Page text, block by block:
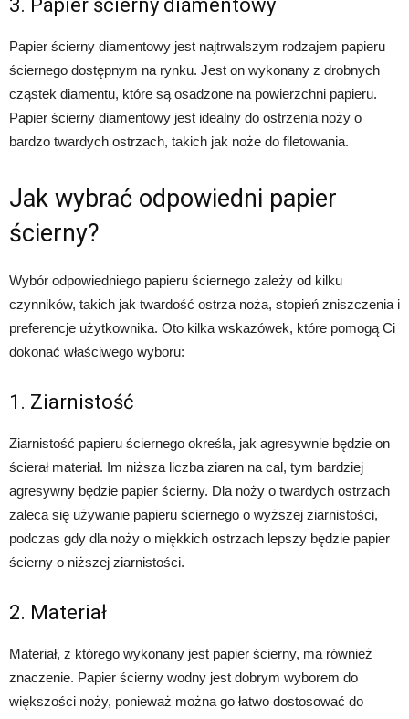
3. Papier ścierny diamentowy
Papier ścierny diamentowy jest najtrwalszym rodzajem papieru
ściernego dostępnym na rynku. Jest on wykonany z drobnych
cząstek diamentu, które są osadzone na powierzchni papieru.
Papier ścierny diamentowy jest idealny do ostrzenia noży o
bardzo twardych ostrzach, takich jak noże do filetowania.
Jak wybrać odpowiedni papier
ścierny?
Wybór odpowiedniego papieru ściernego zależy od kilku
czynników, takich jak twardość ostrza noża, stopień zniszczenia i
preferencje użytkownika. Oto kilka wskazówek, które pomogą Ci
dokonać właściwego wyboru:
1. Ziarnistość
Ziarnistość papieru ściernego określa, jak agresywnie będzie on
ścierał materiał. Im niższa liczba ziaren na cal, tym bardziej
agresywny będzie papier ścierny. Dla noży o twardych ostrzach
zaleca się używanie papieru ściernego o wyższej ziarnistości,
podczas gdy dla noży o miękkich ostrzach lepszy będzie papier
ścierny o niższej ziarnistości.
2. Materiał
Materiał, z którego wykonany jest papier ścierny, ma również
znaczenie. Papier ścierny wodny jest dobrym wyborem do
większości noży, ponieważ można go łatwo dostosować do